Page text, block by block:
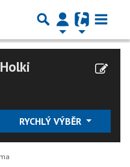
Holki
RYCHLÝ VÝBĚR